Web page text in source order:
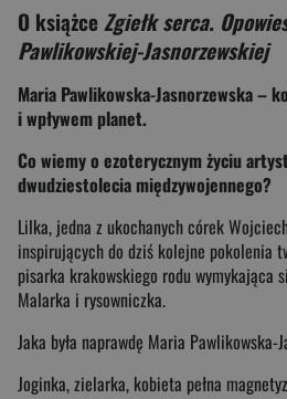
O książce Zgiełk serca.
Pawlikowskiej-Jasnorzewskiej
Maria Pawlikowska-Jasnorzewska –
i wpływem planet.
Co wiemy o ezoterycznym życiu
dwudziestolecia międzywojennego?
Lilka, jedna z ukochanych córek
inspirujących do dziś kolejne pokolenia
pisarka krakowskiego rodu wymykająca
Malarka i rysowniczka.
Jaka była naprawdę Maria Pawlikowska-
Joginka, zielarka, kobieta pełna